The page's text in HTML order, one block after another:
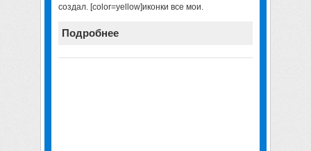
создал. [color=yellow]иконки все мои.
Подробнее